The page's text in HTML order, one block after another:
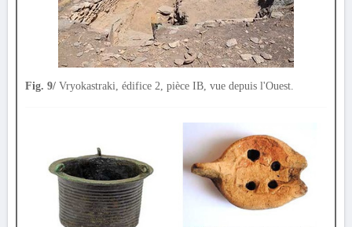
Fig. 9/ Vryokastraki, édifice 2, pièce IB, vue depuis l'Ouest.